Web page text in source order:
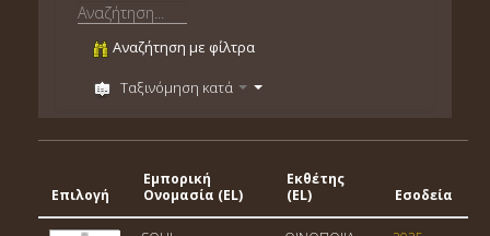
Αναζήτηση με φίλτρα
Ταξινόμηση κατά
Επιλογή
Εμπορική
Ονομασία (EL)
Εκθέτης
(EL)
Εσοδεία